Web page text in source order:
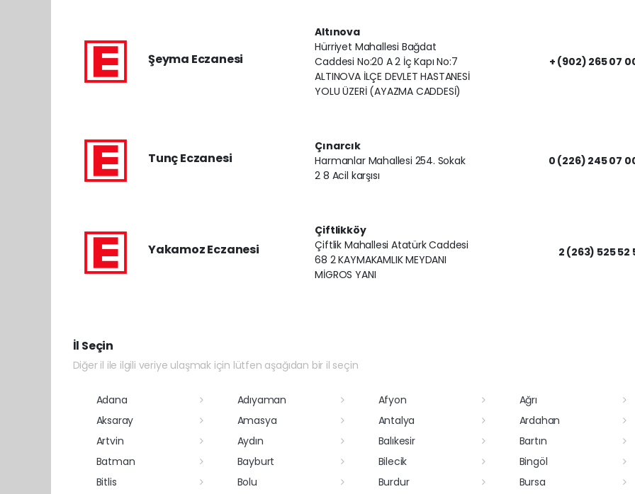
Şeyma Eczanesi
Altınova
Hürriyet Mahallesi Bağdat
Caddesi No:20 A 2 İç Kapı No:7
ALTINOVA İLÇE DEVLET HASTANESİ
YOLU ÜZERİ (AYAZMA CADDESİ)
+ (902) 265 07
Tunç Eczanesi
Çınarcık
Harmanlar Mahallesi 254. Sokak
2 8 Acil karşısı
0 (226) 245 07
Yakamoz Eczanesi
Çiftlikköy
Çiftlik Mahallesi Atatürk Caddesi
68 2 KAYMAKAMLIK MEYDANI
MİGROS YANI
2 (263) 525 52
İl Seçin
Diğer il ile ilgili veriye ulaşmak için lütfen aşağıdan bir il seçin
Adana Adıyaman Afyon
Ağrı
Aksaray
Amasya Antalya
Ardahan
Artvin
Aydın Balıkesir
Bartın
Batman
Bayburt Bilecik
Bingöl
Bitlis
Bolu Burdur
Bursa